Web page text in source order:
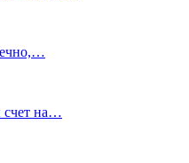
счет на…